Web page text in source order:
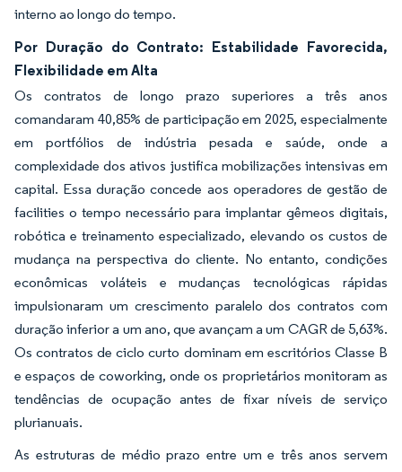
interno ao longo do tempo.
Por Duração do Contrato: Estabilidade Favorecida,
Flexibilidade em Alta
Os contratos de longo prazo superiores a três anos
comandaram 40,85% de participação em 2025, especialmente
em portfólios de indústria pesada e saúde, onde a
complexidade dos ativos justifica mobilizações intensivas em
capital. Essa duração concede aos operadores de gestão de
facilities o tempo necessário para implantar gêmeos digitais,
robótica e treinamento especializado, elevando os custos de
mudança na perspectiva do cliente. No entanto, condições
econômicas voláteis e mudanças tecnológicas rápidas
impulsionaram um crescimento paralelo dos contratos com
duração inferior a um ano, que avançam a um CAGR de 5,63%.
Os contratos de ciclo curto dominam em escritórios Classe B
e espaços de coworking, onde os proprietários monitoram as
tendências de ocupação antes de fixar níveis de serviço
plurianuais.
As estruturas de médio prazo entre um e três anos servem